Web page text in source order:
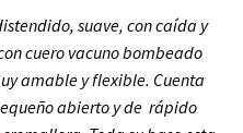
suave, con caída y
cuero vacuno bombeado
amable y flexible. Cuenta
abierto y de rápido